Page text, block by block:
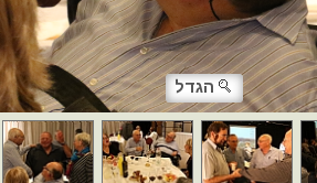
הגדל